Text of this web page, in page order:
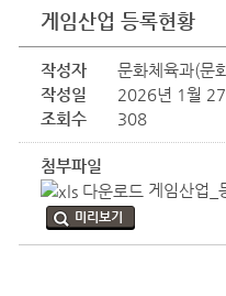
게임산업 등록현황
작성자
문화체육과(문
작성일
2026년 1월
조회수
308
첨부파일
게임산업
미리보기